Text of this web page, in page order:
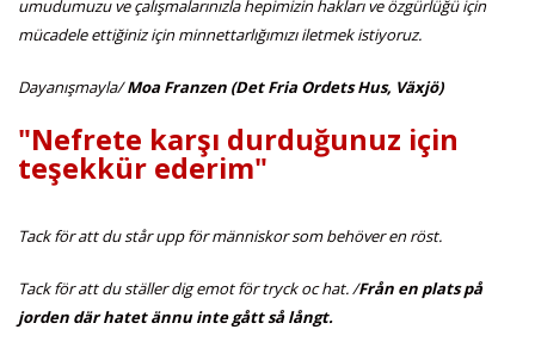
umudumuzu ve çalışmalarınızla hepimizin hakları ve özgürlüğü için
mücadele ettiğiniz için minnettarlığımızı iletmek istiyoruz.
Dayanışmayla/Moa Franzen (Det Fria Ordets Hus, Växjö)
"Nefrete karşı durduğunuz için
teşekkür ederim"
Tack för att du står upp för människor som behöver en röst.
Tack för att du ställer dig emot för tryck oc hat. /Från en plats på
jorden där hatet ännu inte gått så långt.